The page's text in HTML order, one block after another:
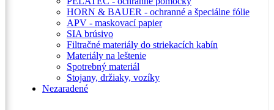
HORN & BAUER - ochranné a špeciálne fólie
APV - maskovací papier
SIA brúsivo
Filtračné materiály do striekacích kabín
Materiály na leštenie
Spotrebný materiál
Stojany, držiaky, vozíky
Nezaradené